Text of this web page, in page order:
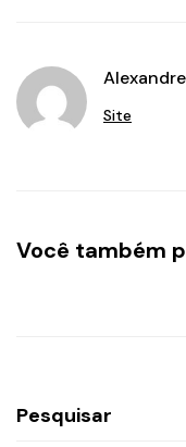
Site
Você também
Pesquisar